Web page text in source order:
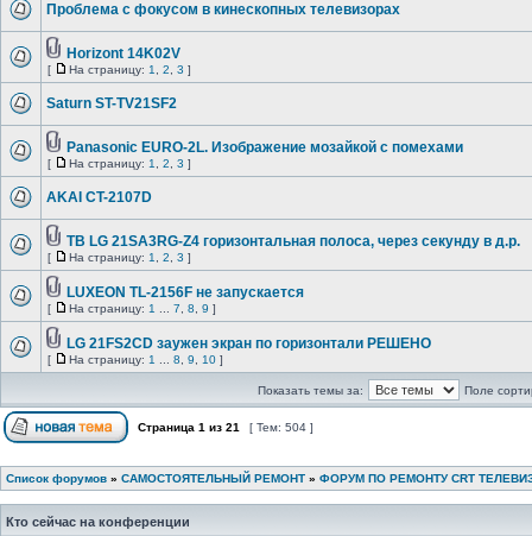
Проблема с фокусом в кинескопных телевизорах
Horizont 14K02V
[ На страницу: 1 2 3 ]
Saturn ST-TV21SF2
Panasonic EURO-2L. Изображение мозайкой с помехами
[ На страницу: 1 2 3 ]
AKAI CT-2107D
ТВ LG 21SA3RG-Z4 горизонтальная полоса, через секунду в д.р.
[ На страницу: 1 2 3 ]
LUXEON TL-2156F не запускается
[ На страницу: 1 7 8 9 ]
LG 21FS2CD заужен экран по горизонтали РЕШЕНО
[ На страницу: 1 8 9 10 ]
Показать темы за: Поле
Страница 1 из 21 [ Тем: 504 ]
Список форумов » САМОСТОЯТЕЛЬНЫЙ РЕМОНТ » ФОРУМ ПО РЕМОНТУ CRT
Кто сейчас на конференции